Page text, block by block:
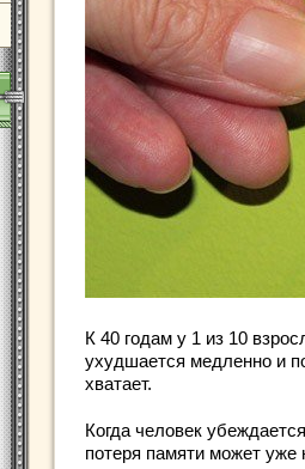
К 40 годам у 1 из 10
ухудшается медленно и
хватает.
Когда человек
потеря памяти может уже